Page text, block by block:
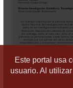
Este portal usa
usuario. Al